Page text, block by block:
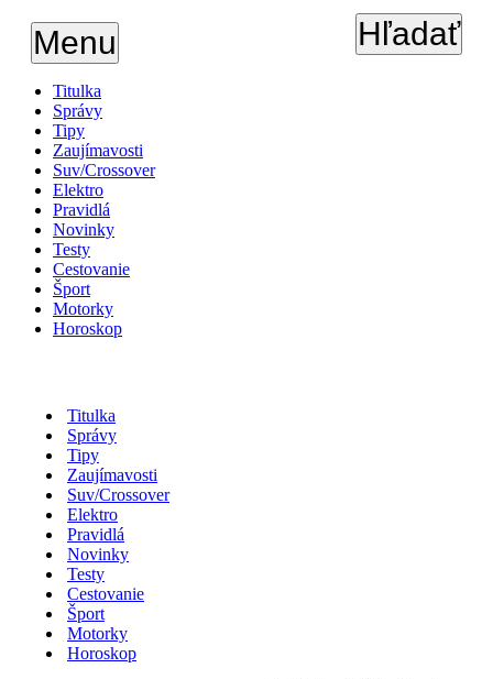
Menu Hľadať
Titulka
Správy
Tipy
Zaujímavosti
Suv/Crossover
Elektro
Pravidlá
Novinky
Testy
Cestovanie
Šport
Motorky
Horoskop
Titulka
Správy
Tipy
Zaujímavosti
Suv/Crossover
Elektro
Pravidlá
Novinky
Testy
Cestovanie
Šport
Motorky
Horoskop